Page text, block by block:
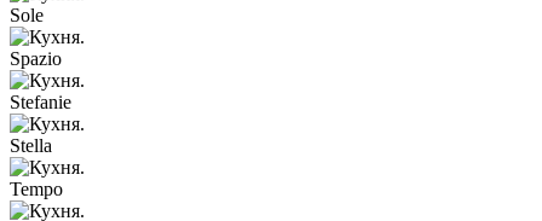
Sole
Spazio
Stefanie
Stella
Tempo